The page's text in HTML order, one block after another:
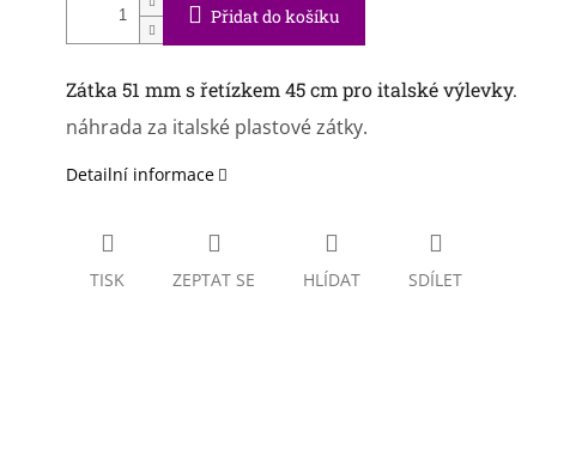
Přidat do košíku
Zátka 51 mm s řetízkem 45 cm pro italské výlevky.
náhrada za italské plastové zátky.
Detailní informace
TISK ZEPTAT SE HLÍDAT SDÍLET